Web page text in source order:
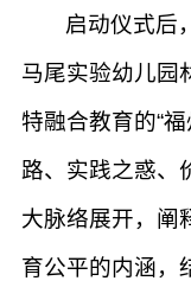
启动仪式后
马尾实验幼儿园
特融合教育的“
路、实践之惑、
大脉络展开，阐
育公平的内涵，